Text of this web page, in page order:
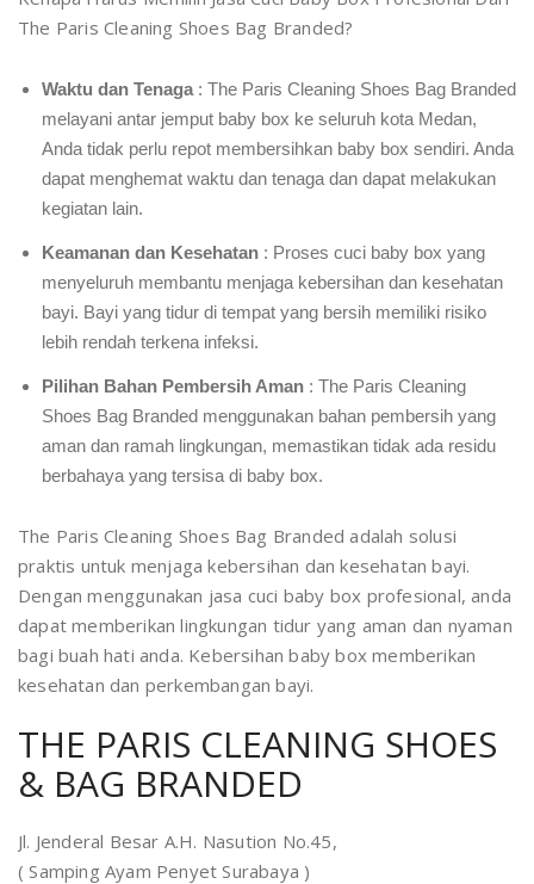
The Paris Cleaning Shoes Bag Branded?
Waktu dan Tenaga : The Paris Cleaning Shoes Bag Branded
melayani antar jemput baby box ke seluruh kota Medan,
Anda tidak perlu repot membersihkan baby box sendiri. Anda
dapat menghemat waktu dan tenaga dan dapat melakukan
kegiatan lain.
Keamanan dan Kesehatan : Proses cuci baby box yang
menyeluruh membantu menjaga kebersihan dan kesehatan
bayi. Bayi yang tidur di tempat yang bersih memiliki risiko
lebih rendah terkena infeksi.
Pilihan Bahan Pembersih Aman : The Paris Cleaning
Shoes Bag Branded menggunakan bahan pembersih yang
aman dan ramah lingkungan, memastikan tidak ada residu
berbahaya yang tersisa di baby box.
The Paris Cleaning Shoes Bag Branded adalah solusi
praktis untuk menjaga kebersihan dan kesehatan bayi.
Dengan menggunakan jasa cuci baby box profesional, anda
dapat memberikan lingkungan tidur yang aman dan nyaman
bagi buah hati anda. Kebersihan baby box memberikan
kesehatan dan perkembangan bayi.
THE PARIS CLEANING SHOES
& BAG BRANDED
Jl. Jenderal Besar A.H. Nasution No.45,
( Samping Ayam Penyet Surabaya )